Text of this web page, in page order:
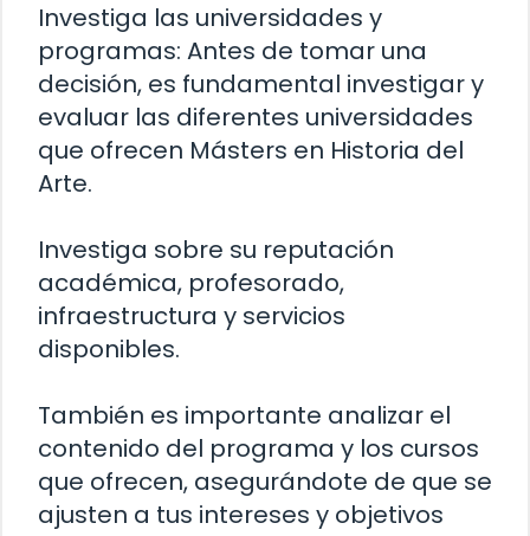
Investiga las universidades y
programas: Antes de tomar una
decisión, es fundamental investigar y
evaluar las diferentes universidades
que ofrecen Másters en Historia del
Arte.
Investiga sobre su reputación
académica, profesorado,
infraestructura y servicios
disponibles.
También es importante analizar el
contenido del programa y los cursos
que ofrecen, asegurándote de que se
ajusten a tus intereses y objetivos